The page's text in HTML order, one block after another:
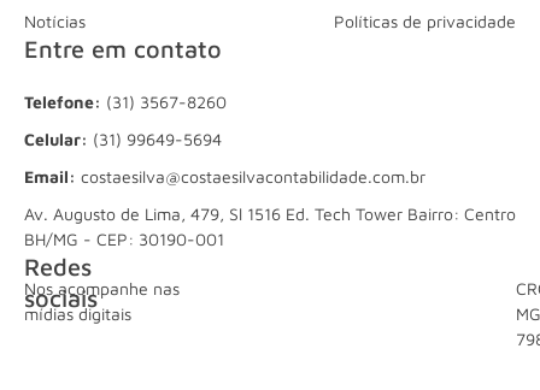
Notícias Políticas de privacidade
Entre em contato
Telefone: (31) 3567-8260
Celular: (31) 99649-5694
Email: costaesilva@costaesilvacontabilidade.com.br
Av. Augusto de Lima, 479, Sl 1516 Ed. Tech Tower Bairro: Centro
BH/MG - CEP: 30190-001
Redes
sociais
Nos acompanhe nas
mídias digitais
MG